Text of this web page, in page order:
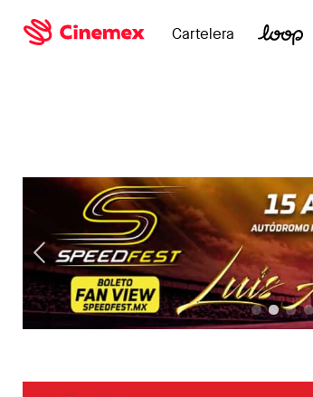
Cartelera